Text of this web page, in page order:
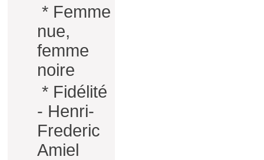
* Femme
nue,
femme
noire
* Fidélité
- Henri-
Frederic
Amiel